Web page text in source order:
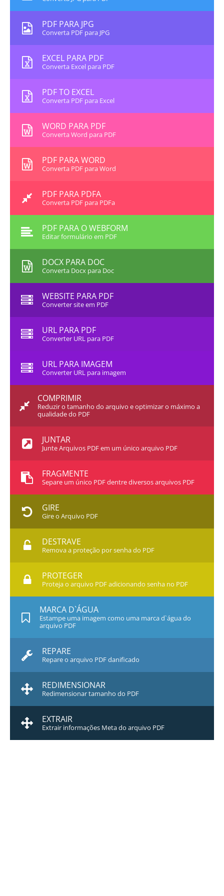
PDF PARA JPG
Converta PDF para JPG
EXCEL PARA PDF
Converta Excel para PDF
PDF TO EXCEL
Converta PDF para Excel
WORD PARA PDF
Converta Word para PDF
PDF PARA WORD
Converta PDF para Word
PDF PARA PDFA
Converta PDF para PDFa
PDF PARA O WEBFORM
Editar formulário em PDF
DOCX PARA DOC
Converta Docx para Doc
WEBSITE PARA PDF
Converter site em PDF
URL PARA PDF
Converter URL para PDF
URL PARA IMAGEM
Converter URL para imagem
COMPRIMIR
Reduzir o tamanho do arquivo e optimizar o máximo a
qualidade do PDF
JUNTAR
Junte Arquivos PDF em um único arquivo PDF
FRAGMENTE
Separe um único PDF dentre diversos arquivos PDF
GIRE
Gire o Arquivo PDF
DESTRAVE
Remova a proteção por senha do PDF
PROTEGER
Proteja o arquivo PDF adicionando senha no PDF
MARCA D`ÁGUA
Estampe uma imagem como uma marca d`água do
arquivo PDF
REPARE
Repare o arquivo PDF danificado
REDIMENSIONAR
Redimensionar tamanho do PDF
EXTRAIR
Extrair informações Meta do arquivo PDF